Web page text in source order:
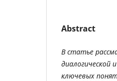
Abstract
В статье
диалогической
ключевых